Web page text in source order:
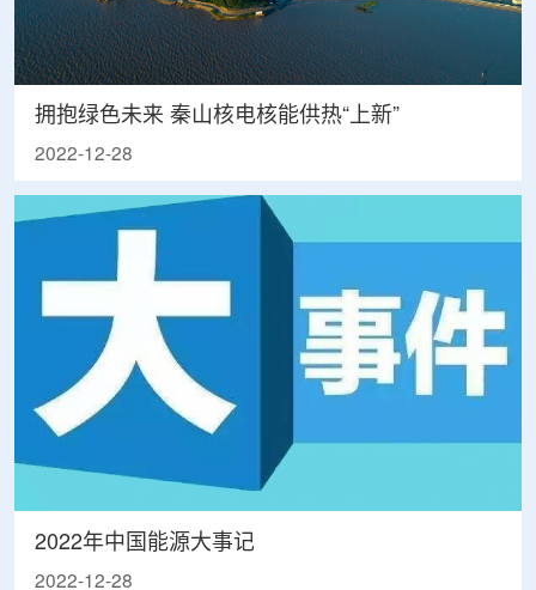
拥抱绿色未来 秦山核电核能供热“上新”
2022-12-28
2022年中国能源大事记
2022-12-28